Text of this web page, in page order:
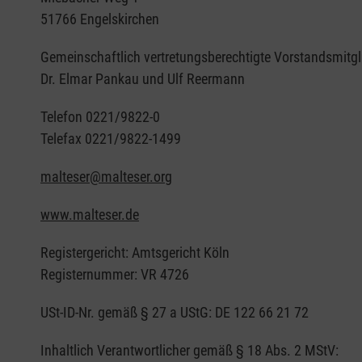
51766 Engelskirchen
Gemeinschaftlich vertretungsberechtigte
Dr. Elmar Pankau und Ulf Reermann
Telefon 0221/9822-0
Telefax 0221/9822-1499
malteser@malteser.org
www.malteser.de
Registergericht: Amtsgericht Köln
Registernummer: VR 4726
USt-ID-Nr. gemäß § 27 a UStG: DE 122 66 21 72
Inhaltlich Verantwortlicher gemäß § 18 Abs. 2 MStV: